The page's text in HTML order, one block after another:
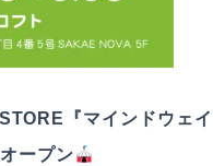
『マインドウェ
ープン